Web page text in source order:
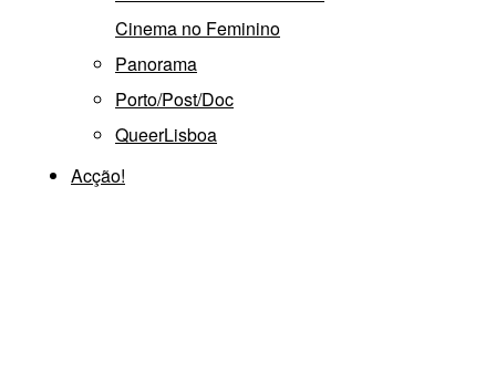
Cinema no Feminino
Panorama
Porto/Post/Doc
QueerLisboa
Acção!